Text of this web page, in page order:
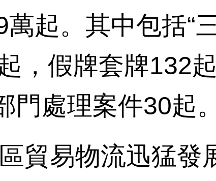
起。其中包括“
，假牌套牌132
處理案件30起。
易物流迅猛發